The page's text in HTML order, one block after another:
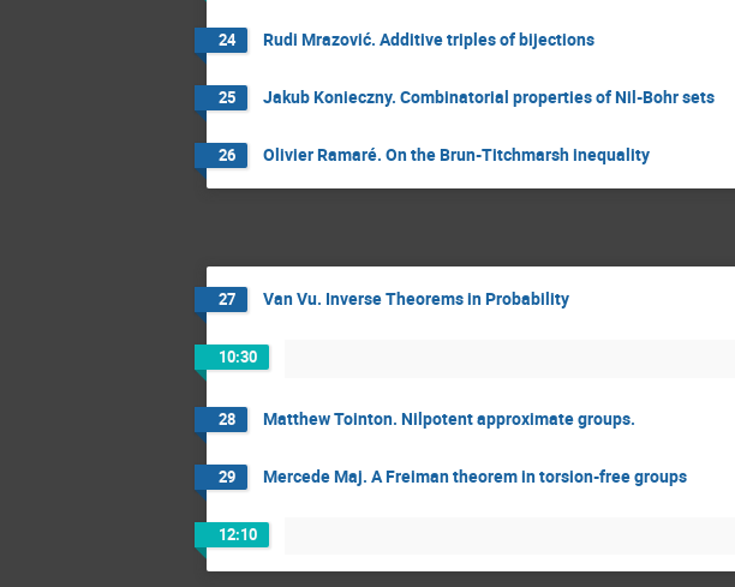
24 Rudi Mrazović. Additive triples of bijections
25 Jakub Konieczny. Combinatorial properties of Nil-Bohr sets
26 Olivier Ramaré. On the Brun-Titchmarsh inequality
27 Van Vu. Inverse Theorems in Probability
10:30
28 Matthew Tointon. Nilpotent approximate groups.
29 Mercede Maj. A Freiman theorem in torsion-free groups
12:10